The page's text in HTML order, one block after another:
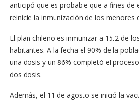
anticipó que es probable que a fines de
reinicie la inmunización de los menores
El plan chileno es inmunizar a 15,2 de
habitantes. A la fecha el 90% de la
una dosis y un 86% completó el
dos dosis.
Además, el 11 de agosto se inició la